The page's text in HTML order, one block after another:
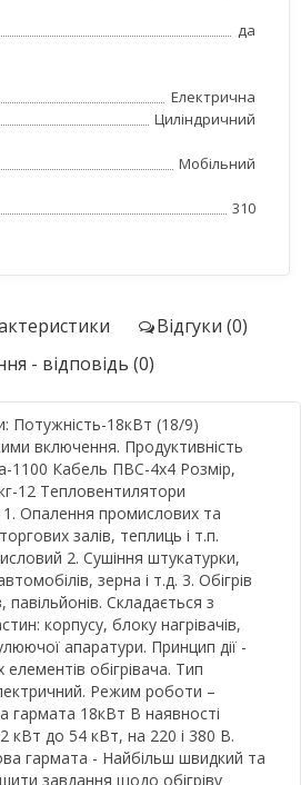
да
Електрична
Циліндричний
Мобільний
310
Відгуки (0)
- відповідь (0)
Потужність-18кВт (18/9)
включення. Продуктивність
1100 Кабель ПВС-4х4 Розмір,
12 Тепловентилятори
Опалення промислових та
залів, теплиць і т.п.
2. Сушіння штукатурки,
зерна і т.д. 3. Обігрів
павільйонів. Складається з
корпусу, блоку нагрівачів,
апаратури. Принцип дії -
обігрівача. Тип
Режим роботи –
гармата 18кВт В наявності
кВт до 54 кВт, на 220 і 380 В.
гармата - Найбільш швидкий та
завдання щодо обігріву